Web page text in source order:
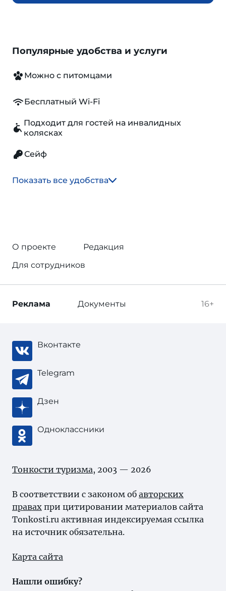
Популярные удобства и услуги
Можно с питомцами
Бесплатный Wi-Fi
Подходит для гостей на инвалидных
колясках
Сейф
Показать все удобства
О проекте
Редакция
Для сотрудников
16+
Реклама Документы
Вконтакте
Telegram
Дзен
Одноклассники
Тонкости туризма, 2003 — 2026
В соответствии с законом об авторских
правах при цитировании материалов сайта
Tonkosti.ru активная индексируемая ссылка
на источник обязательна.
Карта сайта
Нашли ошибку?